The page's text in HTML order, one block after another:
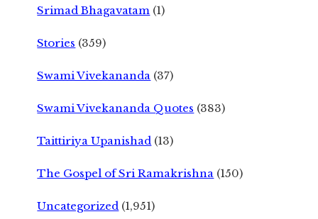
Srimad Bhagavatam (1)
Stories (359)
Swami Vivekananda (37)
Swami Vivekananda Quotes (383)
Taittiriya Upanishad (13)
The Gospel of Sri Ramakrishna (150)
Uncategorized (1,951)